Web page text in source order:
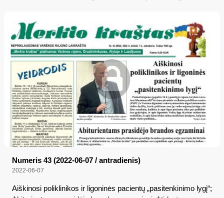
Numeris 43 (2022-06-07 / antradienis)
2022-06-07
Aiškinosi poliklinikos ir ligoninės pacientų „pasitenkinimo lygį“;